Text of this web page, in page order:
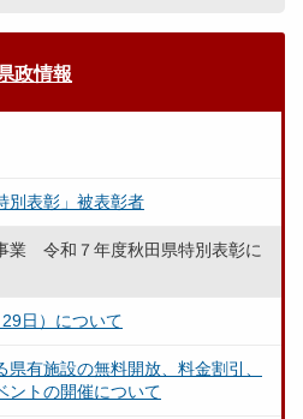
政情報
別表彰」被表彰者
業 令和７年度秋田県特別表彰に
29日）について
県有施設の無料開放、料金割引、
ントの開催について